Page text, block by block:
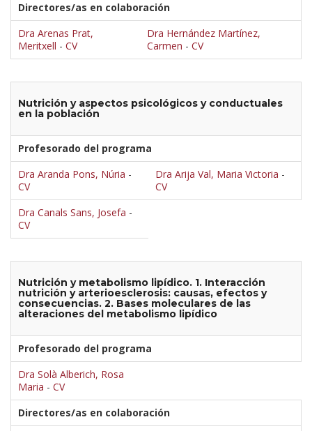
Directores/as en colaboración
Dra Arenas Prat,
Meritxell - CV
Dra Hernández Martínez,
Carmen - CV
Nutrición y aspectos psicológicos y conductuales
en la población
Profesorado del programa
Dra Aranda Pons, Núria -
CV
Dra Arija Val, Maria Victoria -
CV
Dra Canals Sans, Josefa -
CV
Nutrición y metabolismo lipídico. 1. Interacción
nutrición y arterioesclerosis: causas, efectos y
consecuencias. 2. Bases moleculares de las
alteraciones del metabolismo lipídico
Profesorado del programa
Dra Solà Alberich, Rosa
Maria - CV
Directores/as en colaboración